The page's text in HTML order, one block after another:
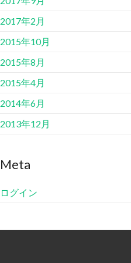
2017年2月
2015年10月
2015年8月
2015年4月
2014年6月
2013年12月
Meta
ログイン